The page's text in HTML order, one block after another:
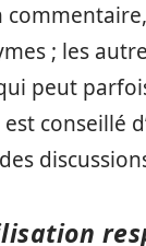
; les
peut
conseillé